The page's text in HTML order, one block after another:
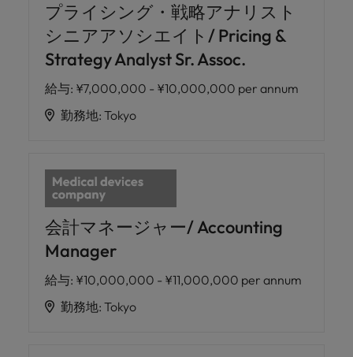
プライシング・戦略アナリスト
シニアアソシエイト/ Pricing &
Strategy Analyst Sr. Assoc.
給与: ¥7,000,000 - ¥10,000,000 per annum
勤務地: Tokyo
会計マネージャー/ Accounting
Manager
給与: ¥10,000,000 - ¥11,000,000 per annum
勤務地: Tokyo